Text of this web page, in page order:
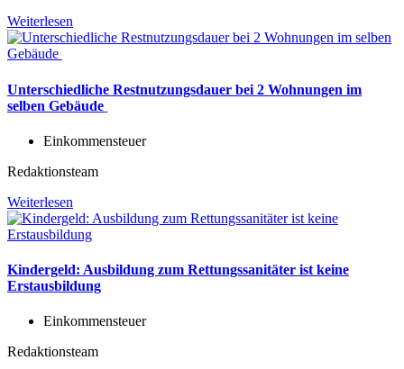
Weiterlesen
Unterschiedliche Restnutzungsdauer bei 2 Wohnungen im
selben Gebäude
Einkommensteuer
Redaktionsteam
Weiterlesen
Kindergeld: Ausbildung zum Rettungssanitäter ist keine
Erstausbildung
Einkommensteuer
Redaktionsteam